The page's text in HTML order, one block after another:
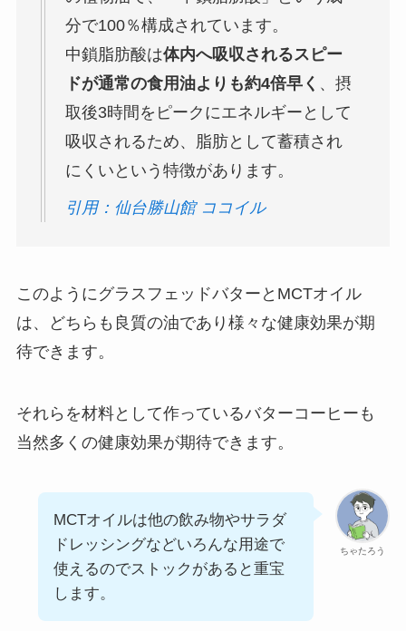
分で100％構成されています。
中鎖脂肪酸は体内へ吸収されるスピー
ドが通常の食用油よりも約4倍早く 、摂
取後3時間をピークにエネルギーとして
吸収されるため、脂肪として蓄積され
にくいという特徴があります。
引用：仙台勝山館 ココイル
このようにグラスフェッドバターとMCTオイル
は、どちらも良質の油であり様々な健康効果が期
待できます。
それらを材料として作っているバターコーヒーも
当然多くの健康効果が期待できます。
ちゃたろう
MCTオイルは他の飲み物やサラダ
ドレッシングなどいろんな用途で
使えるのでストックがあると重宝
します。